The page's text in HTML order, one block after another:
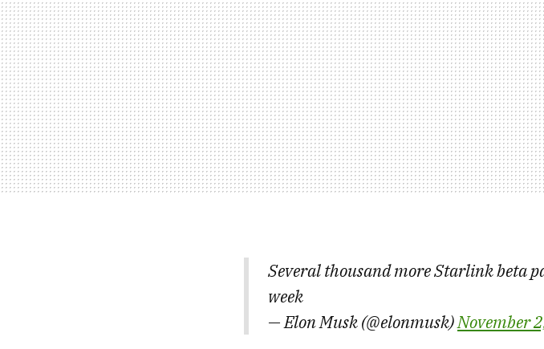
Several thousand more Starlink beta
week
— Elon Musk (@elonmusk)November